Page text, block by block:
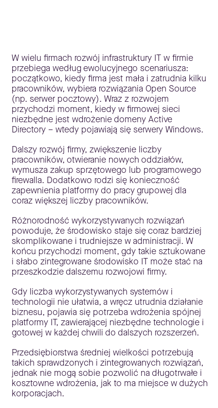
W wielu firmach rozwój infrastruktury IT w firmie
przebiega według ewolucyjnego scenariusza:
początkowo, kiedy firma jest mała i zatrudnia kilku
pracowników, wybiera rozwiązania Open Source
(np. serwer pocztowy). Wraz z rozwojem
przychodzi moment, kiedy w firmowej sieci
niezbędne jest wdrożenie domeny Active
Directory – wtedy pojawiają się serwery Windows.
Dalszy rozwój firmy, zwiększenie liczby
pracowników, otwieranie nowych oddziałów,
wymusza zakup sprzętowego lub programowego
firewalla. Dodatkowo rodzi się konieczność
zapewnienia platformy do pracy grupowej dla
coraz większej liczby pracowników.
Różnorodność wykorzystywanych rozwiązań
powoduje, że środowisko staje się coraz bardziej
skomplikowane i trudniejsze w administracji. W
końcu przychodzi moment, gdy takie sztukowane
i słabo zintegrowane środowisko IT może stać na
przeszkodzie dalszemu rozwojowi firmy.
Gdy liczba wykorzystywanych systemów i
technologii nie ułatwia, a wręcz utrudnia działanie
biznesu, pojawia się potrzeba wdrożenia spójnej
platformy IT, zawierającej niezbędne technologie i
gotowej w każdej chwili do dalszych rozszerzeń.
Przedsiębiorstwa średniej wielkości potrzebują
takich sprawdzonych i zintegrowanych rozwiązań,
jednak nie mogą sobie pozwolić na długotrwałe i
kosztowne wdrożenia, jak to ma miejsce w dużych
korporacjach.